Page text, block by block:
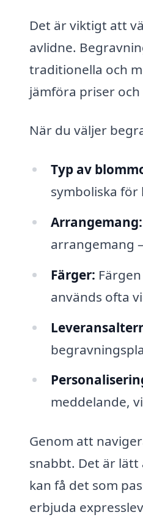
Det är viktigt att
avlidne.
traditionella och
jämföra priser
När du väljer
Typ av
symboliska
Arrangemang:
arrangemang
Färger:
används ofta
meddelande,
Genom att
snabbt. Det är
kan få det som
erbjuda